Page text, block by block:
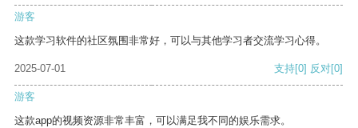
游客
这款学习软件的社区氛围非常好，可以与其他学习者交流学习心得。
2025-07-01 支持[0] 反对[0]
游客
这款app的视频资源非常丰富，可以满足我不同的娱乐需求。